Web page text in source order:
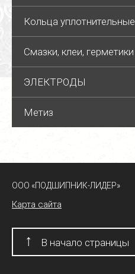
Кольца уплотнительные
Смазки, клеи, герметики
ЭЛЕКТРОДЫ
Метиз
ООО «ПОДШИПНИК-ЛИДЕР»
Карта сайта
↑ В начало страницы